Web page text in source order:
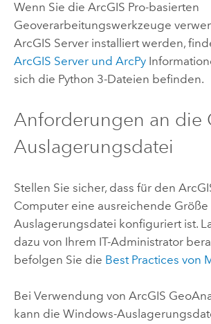
Wenn Sie die ArcGIS Pro-basierten
Geoverarbeitungswerkzeuge
ArcGIS Serverinstalliert werden,
ArcGIS Serverund ArcPy
sich die Python 3-Dateien befinden.
Anforderungen an die
Auslagerungsdatei
Stellen Sie sicher, dass für den
Computer eine ausreichende
Auslagerungsdatei konfiguriert ist.
dazu von Ihrem IT-Administrator
befolgen Sie die Best Practices von
Bei Verwendung von ArcGIS
kann die Windows-